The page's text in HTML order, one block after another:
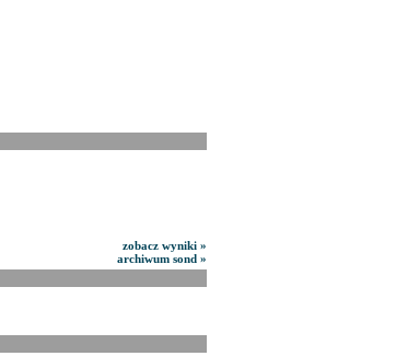
zobacz wyniki »
archiwum sond »